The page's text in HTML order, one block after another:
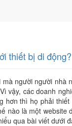
thiết bị di động?
người người nhà
vậy, các doanh
hơn thì họ phải thiết
nào là một website
qua bài viết dưới